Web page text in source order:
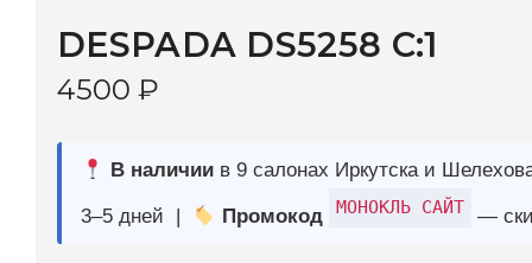
3–5 дней | Промокод — скидка 10%